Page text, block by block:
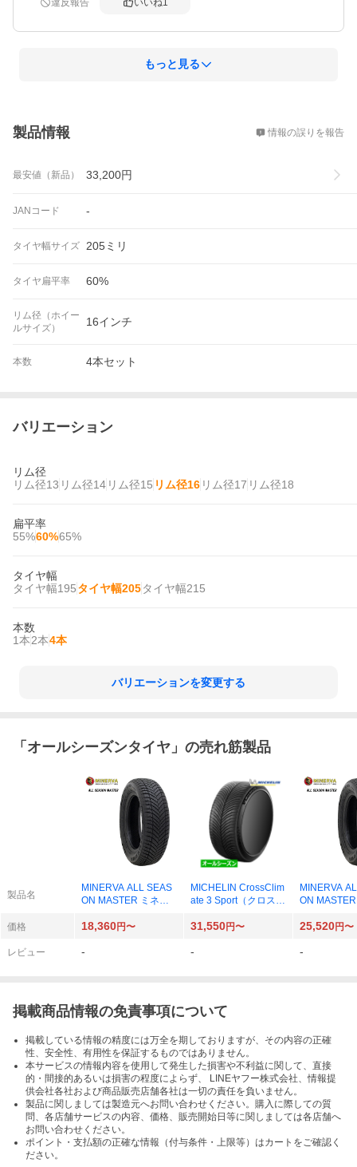
もっと見る
製品情報 情報の誤りを報告
最安値（新品） 33,200円
JANコード -
タイヤ幅サイズ 205ミリ
タイヤ扁平率 60%
リム径（ホイー
ルサイズ）
16インチ
本数 4本セット
バリエーション
リム径
リム径13 リム径14 リム径15 リム径16 リム径17 リム径18
扁平率
55%60%65%
タイヤ幅
タイヤ幅195タイヤ幅205タイヤ幅215
本数
1本2本4本
バリエーションを変更する
「 オールシーズンタイヤ 」の売れ筋製品
製品名
MINERVA ALL SEAS
ON MASTER ミネル
スター 155/65R14 75
ヤ×4本
MICHELIN CrossClim
ate 3 Sport（クロスク
ツ） 225/40R19 93Y
イヤ×1本
MINERVA
ON
スター 195/
ヤ×4本
価格 18,360円〜 31,550円〜 25,520円〜
レビュー - - -
掲載商品情報の免責事項について
掲載している情報の精度には万全を期しておりますが、その内容の正確
性、安全性、有用性を保証するものではありません。
本サービスの情報内容を使用して発生した損害や不利益に関して、直接
的・間接的あるいは損害の程度によらず、 LINEヤフー株式会社、情報提
供会社各社および商品販売店舗各社は一切の責任を負いません。
製品に関しましては製造元へお問い合わせください。購入に際しての質
問、各店舗サービスの内容、価格、販売開始日等に関しましては各店舗へ
お問い合わせください。
ポイント・支払額の正確な情報（付与条件・上限等）はカートをご確認く
ださい。